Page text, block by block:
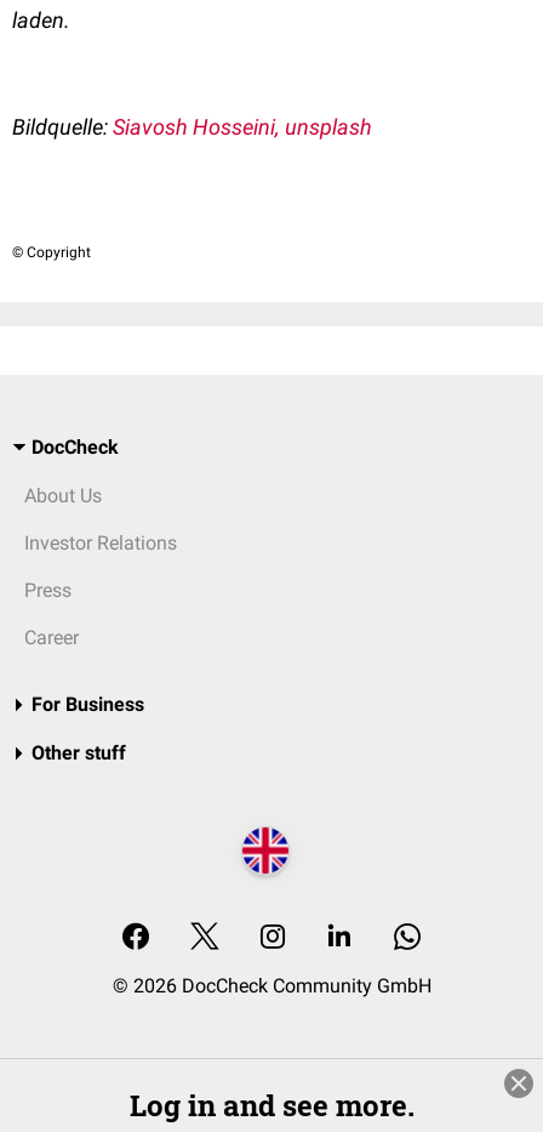
laden.
Bildquelle:Siavosh Hosseini, unsplash
© Copyright
DocCheck
About Us
Investor Relations
Press
Career
For Business
Other stuff
© 2026 DocCheck Community GmbH
Log in and see more.